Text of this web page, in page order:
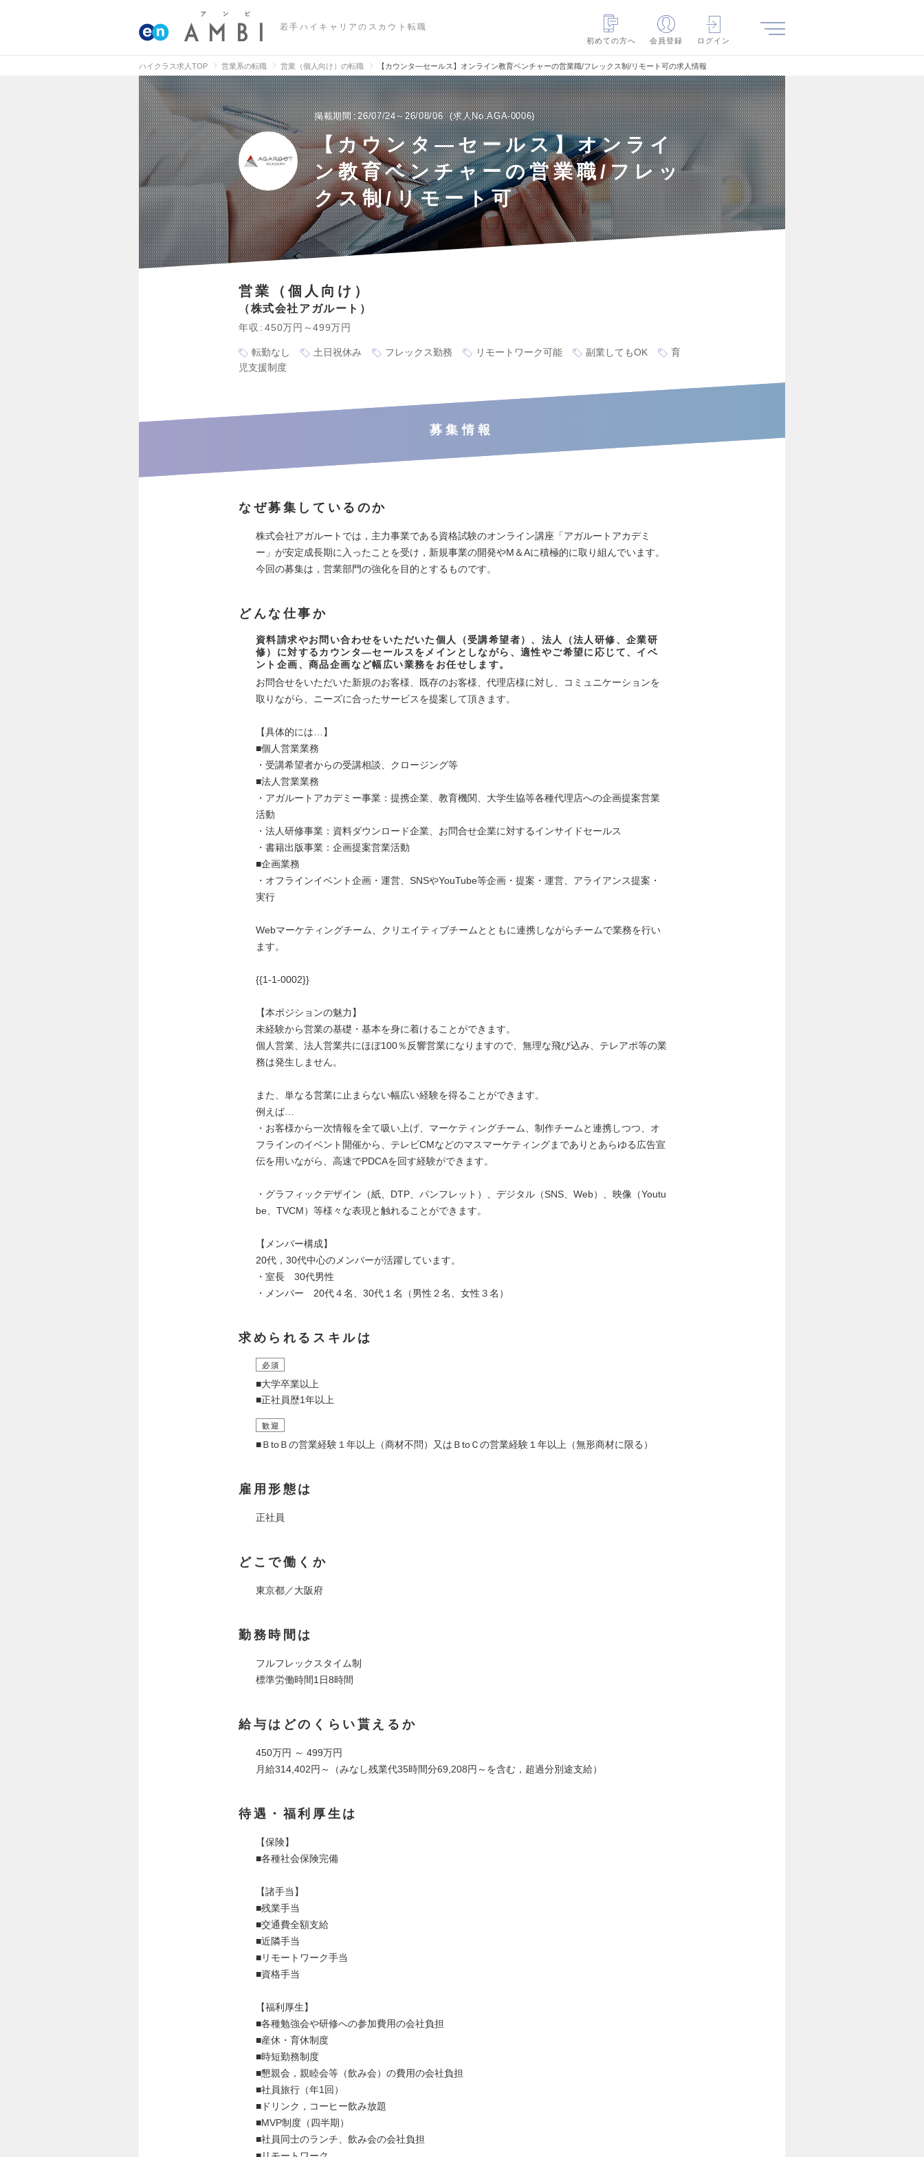
若手ハイキャリアのスカウト転職
初めての方へ
会員登録 ログイン
ハイクラス求人TOP 営業系の転職 営業（個人向け）の転職 【カウンタ―セールス】オンライン教育ベンチャーの営業職/フレックス制/リモート可の求人情報
掲載期間 26/07/24～26/08/06 求人No.AGA-0006
【カウンタ―セールス】オンライ
ン教育ベンチャーの営業職/フレッ
クス制/リモート可
営業（個人向け）
株式会社アガルート
年収 450万円～499万円
転勤なし 土日祝休み フレックス勤務 リモートワーク可能 副業してもOK
育
児支援制度
募集情報
なぜ募集しているのか
株式会社アガルートでは，主力事業である資格試験のオンライン講座「アガルートアカデミ
ー」が安定成長期に入ったことを受け，新規事業の開発やM＆Aに積極的に取り組んでいます。
今回の募集は，営業部門の強化を目的とするものです。
どんな仕事か
資料請求やお問い合わせをいただいた個人（受講希望者）、法人（法人研修、企業研
修）に対するカウンタ―セールスをメインとしながら、適性やご希望に応じて、イベ
ント企画、商品企画など幅広い業務をお任せします。
お問合せをいただいた新規のお客様、既存のお客様、代理店様に対し、コミュニケーションを
取りながら、ニーズに合ったサービスを提案して頂きます。
【具体的には…】
■個人営業業務
・受講希望者からの受講相談、クロージング等
■法人営業業務
・アガルートアカデミー事業：提携企業、教育機関、大学生協等各種代理店への企画提案営業
活動
・法人研修事業：資料ダウンロード企業、お問合せ企業に対するインサイドセールス
・書籍出版事業：企画提案営業活動
■企画業務
・オフラインイベント企画・運営、SNSやYouTube等企画・提案・運営、アライアンス提案・
実行
Webマーケティングチーム、クリエイティブチームとともに連携しながらチームで業務を行い
ます。
{{1-1-0002}}
【本ポジションの魅力】
未経験から営業の基礎・基本を身に着けることができます。
個人営業、法人営業共にほぼ100％反響営業になりますので、無理な飛び込み、テレアポ等の業
務は発生しません。
また、単なる営業に止まらない幅広い経験を得ることができます。
例えば…
・お客様から一次情報を全て吸い上げ、マーケティングチーム、制作チームと連携しつつ、オ
フラインのイベント開催から、テレビCMなどのマスマーケティングまでありとあらゆる広告宣
伝を用いながら、高速でPDCAを回す経験ができます。
・グラフィックデザイン（紙、DTP、パンフレット）、デジタル（SNS、Web）、映像（Youtu
be、TVCM）等様々な表現と触れることができます。
【メンバー構成】
20代，30代中心のメンバーが活躍しています。
・室長 30代男性
・メンバー 20代４名、30代１名（男性２名、女性３名）
求められるスキルは
必須
■大学卒業以上
■正社員歴1年以上
歓迎
■ＢtoＢの営業経験１年以上（商材不問）又はＢtoＣの営業経験１年以上（無形商材に限る）
雇用形態は
正社員
どこで働くか
東京都／大阪府
勤務時間は
フルフレックスタイム制
標準労働時間1日8時間
給与はどのくらい貰えるか
450万円 ～ 499万円
月給314,402円～（みなし残業代35時間分69,208円～を含む，超過分別途支給）
待遇・福利厚生は
【保険】
■各種社会保険完備
【諸手当】
■残業手当
■交通費全額支給
■近隣手当
■リモートワーク手当
■資格手当
【福利厚生】
■各種勉強会や研修への参加費用の会社負担
■産休・育休制度
■時短勤務制度
■懇親会，親睦会等（飲み会）の費用の会社負担
■社員旅行（年1回）
■ドリンク，コーヒー飲み放題
■MVP制度（四半期）
■社員同士のランチ、飲み会の会社負担